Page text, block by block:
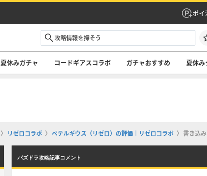
ポイ
夏休みガチャ コードギアスコラボ ガチャおすすめ 夏休み
リゼロコラボ ペテルギウス（リゼロ）の評価｜リゼロコラボ 書き込み
パズドラ攻略記事コメント